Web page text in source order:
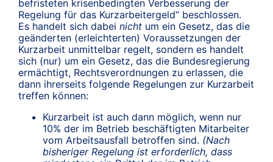
befristeten krisenbedingten Verbesserung der
Regelung für das Kurzarbeitergeld“ beschlossen.
Es handelt sich dabei nicht um ein Gesetz, das die
geänderten (erleichterten) Voraussetzungen der
Kurzarbeit unmittelbar regelt, sondern es handelt
sich (nur) um ein Gesetz, das die Bundesregierung
ermächtigt, Rechtsverordnungen zu erlassen, die
dann ihrerseits folgende Regelungen zur Kurzarbeit
treffen können:
Kurzarbeit ist auch dann möglich, wenn nur
10% der im Betrieb beschäftigten Mitarbeiter
vom Arbeitsausfall betroffen sind. (Nach
bisheriger Regelung ist erforderlich, dass